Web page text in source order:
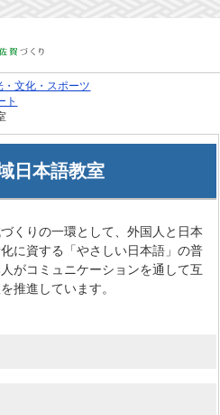
・文化・スポーツ
ト
日本語教室
くりの一環として、外国人と日本
に資する「やさしい日本語」の普
がコミュニケーションを通して互
推進しています。